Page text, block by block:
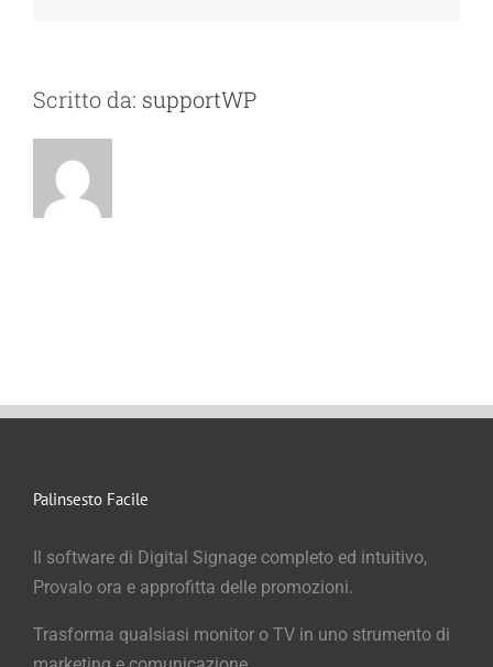
Scritto da: supportWP
Palinsesto Facile
Il software di Digital Signage completo ed intuitivo,
Provalo ora e approfitta delle promozioni.
Trasforma qualsiasi monitor o TV in uno strumento di